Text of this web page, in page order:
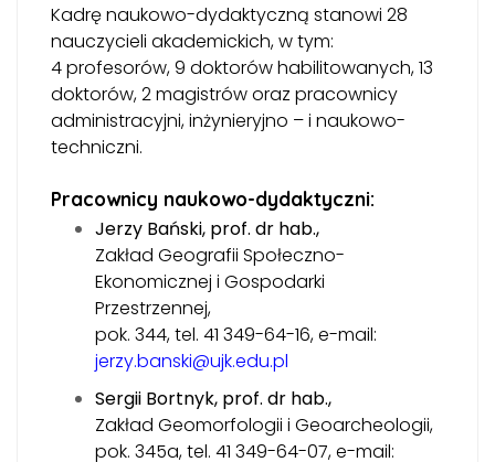
Kadrę naukowo-dydaktyczną stanowi 28
nauczycieli akademickich, w tym:
4 profesorów, 9 doktorów habilitowanych, 13
doktorów, 2 magistrów oraz pracownicy
administracyjni, inżynieryjno – i naukowo-
techniczni.
Pracownicy naukowo-dydaktyczni:
Jerzy Bański, prof. dr hab.,
Zakład Geografii Społeczno-
Ekonomicznej i Gospodarki
Przestrzennej,
pok. 344, tel. 41 349-64-16, e-mail:
jerzy.banski@ujk.edu.pl
Sergii Bortnyk, prof. dr hab.,
Zakład Geomorfologii i Geoarcheologii,
pok. 345a, tel. 41 349-64-07, e-mail: